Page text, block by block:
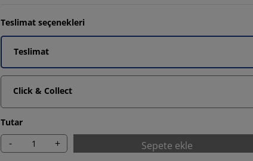
Teslimat seçenekleri
Teslimat
Click & Collect
Tutar
- + Sepete ekle